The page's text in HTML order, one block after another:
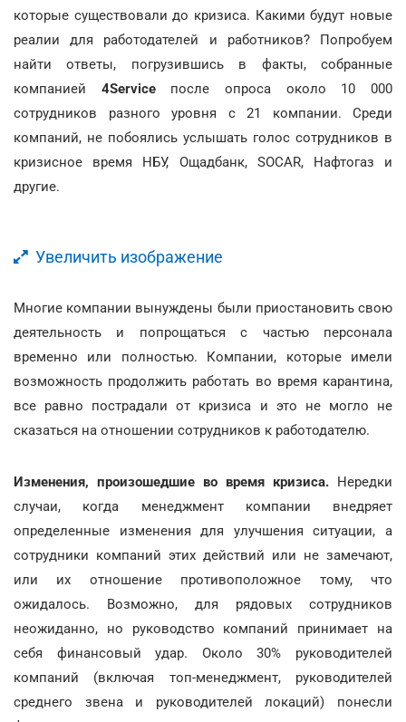
которые существовали до кризиса. Какими будут новые
реалии для работодателей и работников? Попробуем
найти ответы, погрузившись в факты, собранные
компанией 4Service после опроса около 10 000
сотрудников разного уровня с 21 компании. Среди
компаний, не побоялись услышать голос сотрудников в
кризисное время НБУ, Ощадбанк, SOCAR, Нафтогаз и
другие.
Увеличить изображение
Многие компании вынуждены были приостановить свою
деятельность и попрощаться с частью персонала
временно или полностью. Компании, которые имели
возможность продолжить работать во время карантина,
все равно пострадали от кризиса и это не могло не
сказаться на отношении сотрудников к работодателю.
Изменения, произошедшие во время кризиса. Нередки
случаи, когда менеджмент компании внедряет
определенные изменения для улучшения ситуации, а
сотрудники компаний этих действий или не замечают,
или их отношение противоположное тому, что
ожидалось. Возможно, для рядовых сотрудников
неожиданно, но руководство компаний принимает на
себя финансовый удар. Около 30% руководителей
компаний (включая топ-менеджмент, руководителей
среднего звена и руководителей локаций) понесли